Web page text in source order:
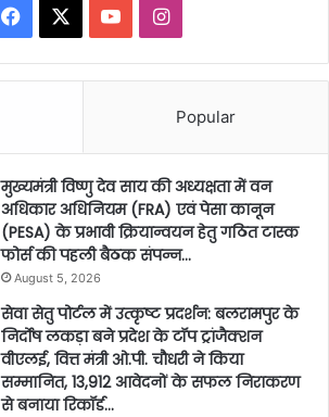
Facebook YouTubeInstagram
Popular
मुख्यमंत्री विष्णु देव साय की अध्यक्षता में वन
अधिकार अधिनियम (FRA) एवं पेसा कानून
(PESA) के प्रभावी क्रियान्वयन हेतु गठित टास्क
फोर्स की पहली बैठक संपन्न…
August 5, 2026
सेवा सेतु पोर्टल में उत्कृष्ट प्रदर्शन: बलरामपुर के
निर्दोष लकड़ा बने प्रदेश के टॉप ट्रांजैक्शन
वीएलई, वित्त मंत्री ओ.पी. चौधरी ने किया
सम्मानित, 13,912 आवेदनों के सफल निराकरण
से बनाया रिकॉर्ड…